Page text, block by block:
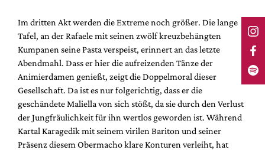
Im dritten Akt werden die Extreme noch größer. Die lange
Tafel, an der Rafaele mit seinen zwölf kreuzbehängten
Kumpanen seine Pasta verspeist, erinnert an das letzte
Abendmahl. Dass er hier die aufreizenden Tänze der
Animierdamen genießt, zeigt die Doppelmoral dieser
Gesellschaft. Da ist es nur folgerichtig, dass er die
geschändete Maliella von sich stößt, da sie durch den Verlust
der Jungfräulichkeit für ihn wertlos geworden ist. Während
Kartal Karagedik mit seinem virilen Bariton und seiner
Präsenz diesem Obermacho klare Konturen verleiht, hat